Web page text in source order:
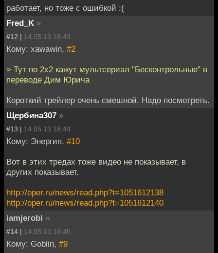
работает, но тоже с ошибкой :(
Fred_K »
#12 | 14.05.13 18:43
Кому: xawawin, #2
> Тут по 2х2 кажут мультсериал "Бесконтрольные" в
переводе Дим Юрича
Короткий трейлер очень смешной. Надо посмотреть.
Щербина307 »
#13 | 14.05.13 18:44
Кому: Энергия, #10
Вот в этих тредах тоже видео не показывает, в
других показывает.
http://oper.ru/news/read.php?t=1051612138
http://oper.ru/news/read.php?t=1051612140
iamjerobi »
#14 | 14.05.13 18:45
Кому: Goblin, #9